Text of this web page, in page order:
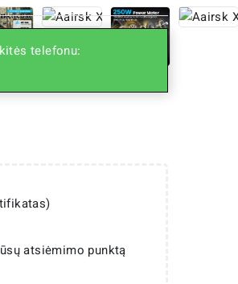
telefonu:
atsiėmimo punktą